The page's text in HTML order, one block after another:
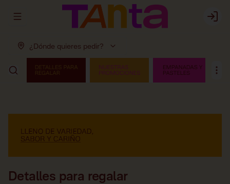
Abrir menu de navegación Login
¿Dónde quieres pedir?
Detalles para regalar